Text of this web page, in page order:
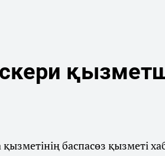
баспасөз қызметі